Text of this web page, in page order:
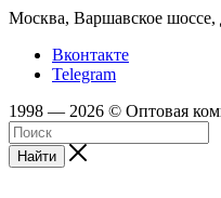
Москва, Варшавское
Вконтакте
Telegram
1998 — 2026 © Оптовая
Найти